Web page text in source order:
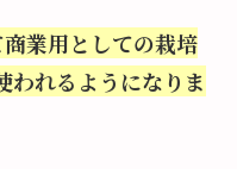
業用としての栽培
われるようになりま